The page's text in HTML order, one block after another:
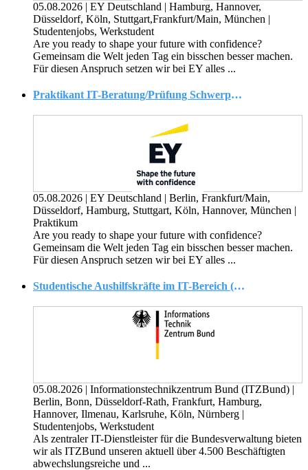
05.08.2026 | EY Deutschland | Hamburg, Hannover,
Düsseldorf, Köln, Stuttgart,Frankfurt/Main, München |
Studentenjobs, Werkstudent
Are you ready to shape your future with confidence?
Gemeinsam die Welt jeden Tag ein bisschen besser machen.
Für diesen Anspruch setzen wir bei EY alles ...
Praktikant IT-Beratung/Prüfung Schwerpunkt Banken oder Versicherungen (Financial Services) (w/m/d)
05.08.2026 | EY Deutschland | Berlin, Frankfurt/Main,
Düsseldorf, Hamburg, Stuttgart, Köln, Hannover, München |
Praktikum
Are you ready to shape your future with confidence?
Gemeinsam die Welt jeden Tag ein bisschen besser machen.
Für diesen Anspruch setzen wir bei EY alles ...
Studentische Aushilfskräfte im IT-Bereich (w/m/d)
05.08.2026 | Informationstechnikzentrum Bund (ITZBund) |
Berlin, Bonn, Düsseldorf-Rath, Frankfurt, Hamburg,
Hannover, Ilmenau, Karlsruhe, Köln, Nürnberg |
Studentenjobs, Werkstudent
Als zentraler IT-Dienstleister für die Bundes­verwaltung bieten
wir als ITZBund unseren aktuell über 4.500 Beschäftigten
abwechslungs­reiche und ...